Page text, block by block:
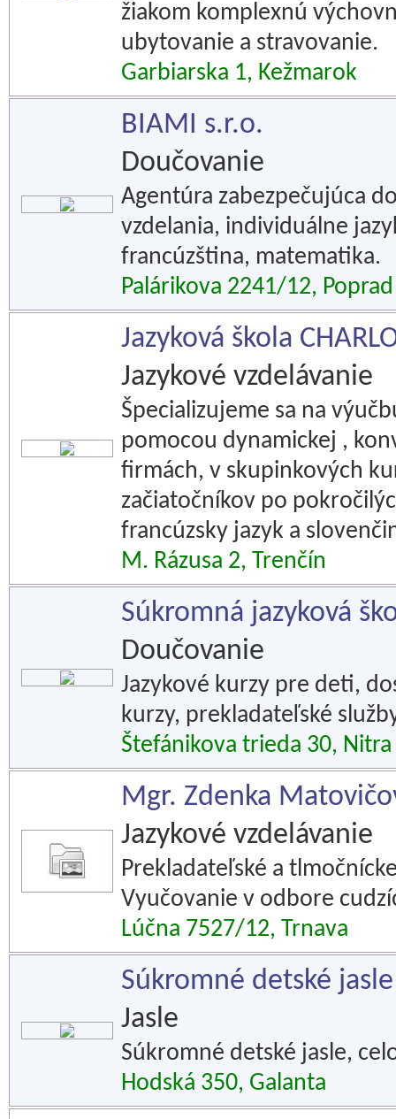
žiakom komplexnú
ubytovanie a stravovanie.
Garbiarska 1, Kežmarok
BIAMI s.r.o.
Doučovanie
Agentúra zabezpečujúca
vzdelania, individuálne
francúzština, matematika.
Palárikova 2241/12, Poprad
Jazyková škola
Jazykové vzdelávanie
Špecializujeme sa na
pomocou dynamickej ,
firmách, v skupinkových
začiatočníkov po
francúzsky jazyk a
M. Rázusa 2, Trenčín
Súkromná jazyková
Doučovanie
Jazykové kurzy pre deti,
kurzy, prekladateľské
Štefánikova trieda 30, Nitra
Mgr. Zdenka
Jazykové vzdelávanie
Prekladateľské a
Vyučovanie v odbore
Lúčna 7527/12, Trnava
Súkromné detské
Jasle
Súkromné detské jasle,
Hodská 350, Galanta